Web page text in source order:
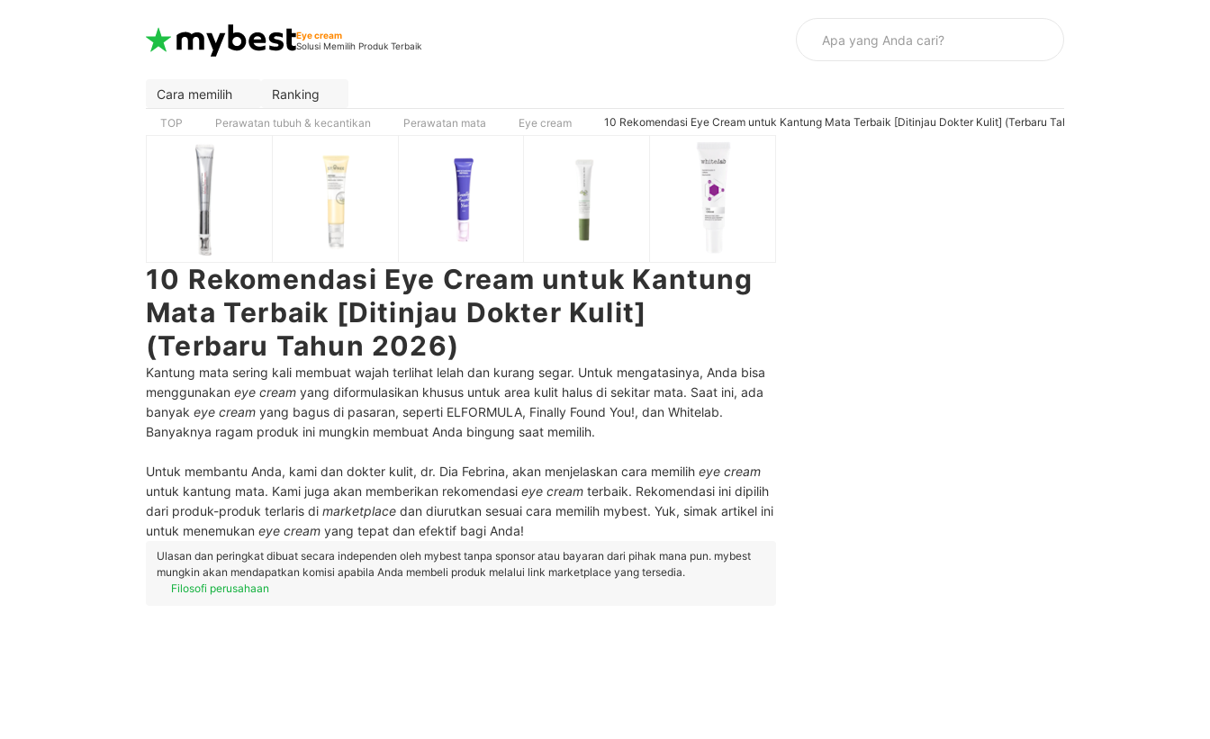
Eye cream
Solusi Memilih Produk Terbaik
Cara memilih Ranking
TOP Perawatan tubuh & kecantikan Perawatan mata Eye cream 10 Rekomendasi Eye Cream untuk Kantung Mata Terbaik [Ditinjau Dokter Kulit] (Terbaru Tahun 2026)
10 Rekomendasi Eye Cream untuk Kantung
Mata Terbaik [Ditinjau Dokter Kulit]
(Terbaru Tahun 2026)
Kantung mata sering kali membuat wajah terlihat lelah dan kurang segar. Untuk mengatasinya, Anda bisa
menggunakan eye cream yang diformulasikan khusus untuk area kulit halus di sekitar mata. Saat ini, ada
banyak eye cream yang bagus di pasaran, seperti ELFORMULA, Finally Found You!, dan Whitelab.
Banyaknya ragam produk ini mungkin membuat Anda bingung saat memilih.
Untuk membantu Anda, kami dan dokter kulit, dr. Dia Febrina, akan menjelaskan cara memilih eye cream
untuk kantung mata. Kami juga akan memberikan rekomendasi eye cream terbaik. Rekomendasi ini dipilih
dari produk-produk terlaris di marketplace dan diurutkan sesuai cara memilih mybest. Yuk, simak artikel ini
untuk menemukan eye cream yang tepat dan efektif bagi Anda!
Ulasan dan peringkat dibuat secara independen oleh mybest tanpa sponsor atau bayaran dari pihak mana pun. mybest
mungkin akan mendapatkan komisi apabila Anda membeli produk melalui link marketplace yang tersedia.
Filosofi perusahaan